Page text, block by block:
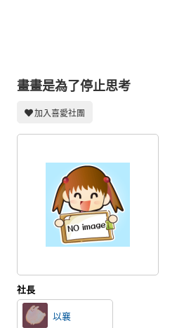
交流中心
攤位轉讓區
會員功能選單
會員中心
註冊會員
登入
畫畫是為了停止思考
加入喜愛社團
社長
以襄